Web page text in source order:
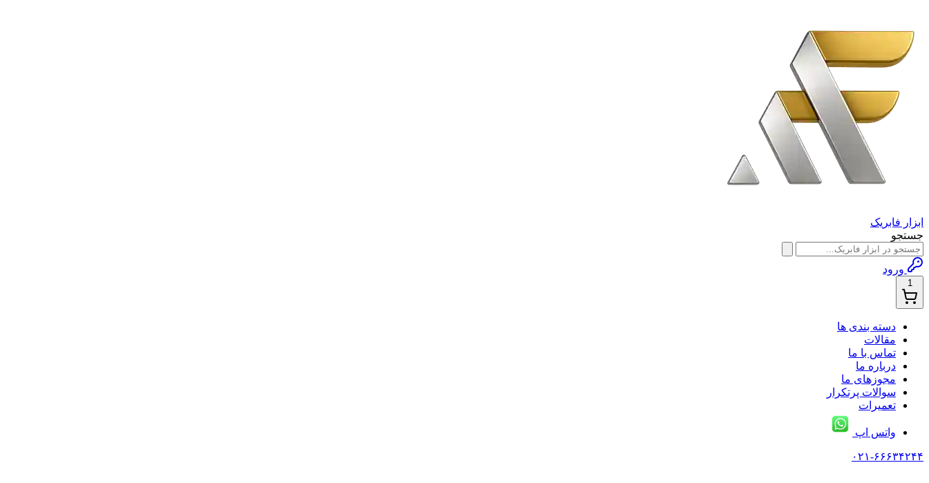
ابزار فابریک
جستجو
ورود
1
دسته بندی ها
مقالات
تماس با ما
درباره ما
مجوزهای ما
سوالات پرتکرار
تعمیرات
واتس اپ
۰۲۱-۶۶۶۳۴۲۴۴